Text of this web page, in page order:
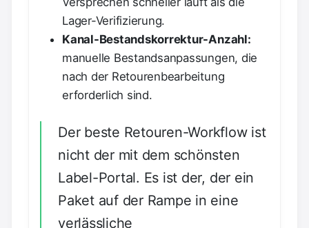
Lager-Verifizierung.
Kanal-Bestandskorrektur-Anzahl:
manuelle Bestandsanpassungen, die
nach der Retourenbearbeitung
erforderlich sind.
Der beste Retouren-Workflow ist
nicht der mit dem schönsten
Label-Portal. Es ist der, der ein
Paket auf der Rampe in eine
verlässliche